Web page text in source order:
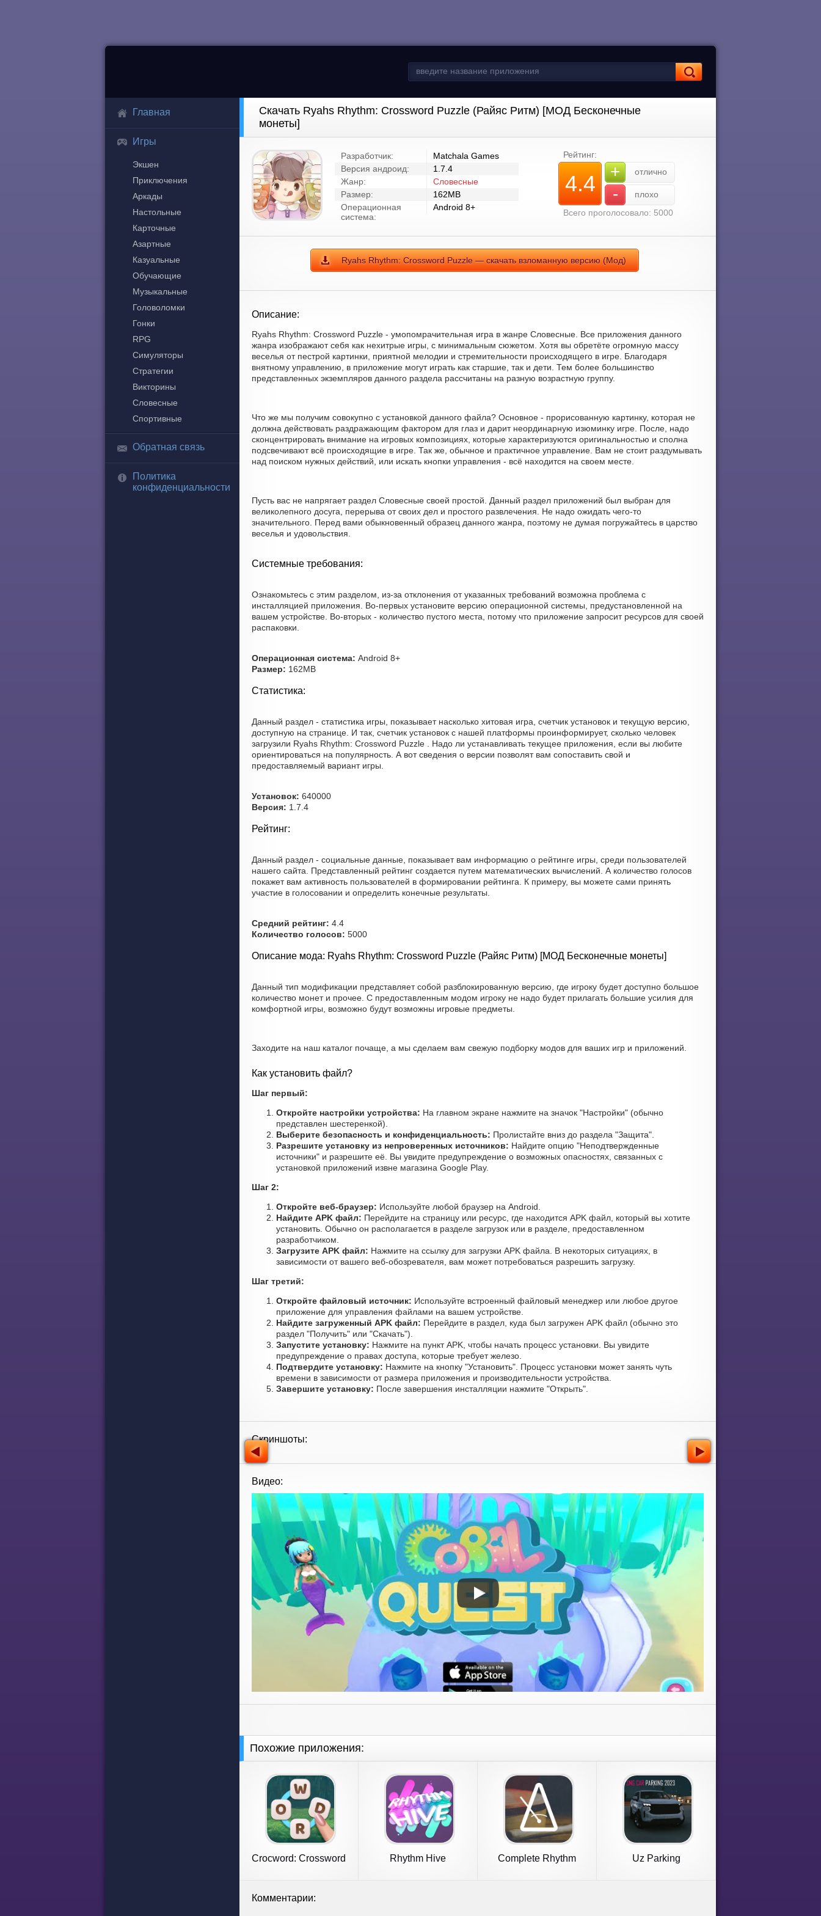
Главная
Игры
Экшен
Приключения
Аркады
Настольные
Карточные
Азартные
Казуальные
Обучающие
Музыкальные
Головоломки
Гонки
RPG
Симуляторы
Стратегии
Викторины
Словесные
Спортивные
Обратная связь
Политика
конфиденциальности
Скачать Ryahs Rhythm: Crossword Puzzle (Райяс Ритм) [МОД Бесконечные
монеты]
Разработчик:
Matchala Games
Версия андроид:
1.7.4
Жанр:
Словесные
Размер:
162MB
Операционная
система:
Android 8+
Рейтинг:
4.4 + отлично
-
плохо
Всего проголосовало: 5000
Ryahs Rhythm: Crossword Puzzle — скачать взломанную версию (Мод)
Описание:
Ryahs Rhythm: Crossword Puzzle - умопомрачительная игра в жанре Словесные. Все приложения данного
жанра изображают себя как нехитрые игры, с минимальным сюжетом. Хотя вы обретёте огромную массу
веселья от пестрой картинки, приятной мелодии и стремительности происходящего в игре. Благодаря
внятному управлению, в приложение могут играть как старшие, так и дети. Тем более большинство
представленных экземпляров данного раздела рассчитаны на разную возрастную группу.
Что же мы получим совокупно с установкой данного файла? Основное - прорисованную картинку, которая не
должна действовать раздражающим фактором для глаз и дарит неординарную изюминку игре. После, надо
сконцентрировать внимание на игровых композициях, которые характеризуются оригинальностью и сполна
подсвечивают всё происходящие в игре. Так же, обычное и практичное управление. Вам не стоит раздумывать
над поиском нужных действий, или искать кнопки управления - всё находится на своем месте.
Пусть вас не напрягает раздел Словесные своей простой. Данный раздел приложений был выбран для
великолепного досуга, перерыва от своих дел и простого развлечения. Не надо ожидать чего-то
значительного. Перед вами обыкновенный образец данного жанра, поэтому не думая погружайтесь в царство
веселья и удовольствия.
Системные требования:
Ознакомьтесь с этим разделом, из-за отклонения от указанных требований возможна проблема с
инсталляцией приложения. Во-первых установите версию операционной системы, предустановленной на
вашем устройстве. Во-вторых - количество пустого места, потому что приложение запросит ресурсов для своей
распаковки.
Операционная система: Android 8+
Размер: 162MB
Статистика:
Данный раздел - статистика игры, показывает насколько хитовая игра, счетчик установок и текущую версию,
доступную на странице. И так, счетчик установок с нашей платформы проинформирует, сколько человек
загрузили Ryahs Rhythm: Crossword Puzzle . Надо ли устанавливать текущее приложения, если вы любите
ориентироваться на популярность. А вот сведения о версии позволят вам сопоставить свой и
предоставляемый вариант игры.
Установок: 640000
Версия: 1.7.4
Рейтинг:
Данный раздел - социальные данные, показывает вам информацию о рейтинге игры, среди пользователей
нашего сайта. Представленный рейтинг создается путем математических вычислений. А количество голосов
покажет вам активность пользователей в формировании рейтинга. К примеру, вы можете сами принять
участие в голосовании и определить конечные результаты.
Средний рейтинг: 4.4
Количество голосов: 5000
Описание мода: Ryahs Rhythm: Crossword Puzzle (Райяс Ритм) [МОД Бесконечные монеты]
Данный тип модификации представляет собой разблокированную версию, где игроку будет доступно большое
количество монет и прочее. С предоставленным модом игроку не надо будет прилагать большие усилия для
комфортной игры, возможно будут возможны игровые предметы.
Заходите на наш каталог почаще, а мы сделаем вам свежую подборку модов для ваших игр и приложений.
Как установить файл?
Шаг первый:
Откройте настройки устройства: На главном экране нажмите на значок "Настройки" (обычно
представлен шестеренкой).
Выберите безопасность и конфиденциальность: Пролистайте вниз до раздела "Защита".
Разрешите установку из непроверенных источников: Найдите опцию "Неподтвержденные
источники" и разрешите её. Вы увидите предупреждение о возможных опасностях, связанных с
установкой приложений извне магазина Google Play.
Шаг 2:
Откройте веб-браузер: Используйте любой браузер на Android.
Найдите APK файл: Перейдите на страницу или ресурс, где находится APK файл, который вы хотите
установить. Обычно он располагается в разделе загрузок или в разделе, предоставленном
разработчиком.
Загрузите APK файл: Нажмите на ссылку для загрузки APK файла. В некоторых ситуациях, в
зависимости от вашего веб-обозревателя, вам может потребоваться разрешить загрузку.
Шаг третий:
Откройте файловый источник: Используйте встроенный файловый менеджер или любое другое
приложение для управления файлами на вашем устройстве.
Найдите загруженный APK файл: Перейдите в раздел, куда был загружен APK файл (обычно это
раздел "Получить" или "Скачать").
Запустите установку: Нажмите на пункт APK, чтобы начать процесс установки. Вы увидите
предупреждение о правах доступа, которые требует железо.
Подтвердите установку: Нажмите на кнопку "Установить". Процесс установки может занять чуть
времени в зависимости от размера приложения и производительности устройства.
Завершите установку: После завершения инсталляции нажмите "Открыть".
Скриншоты:
Видео:
Похожие приложения:
Crocword: Crossword
Rhythm Hive
Complete Rhythm
Uz Parking
Комментарии: